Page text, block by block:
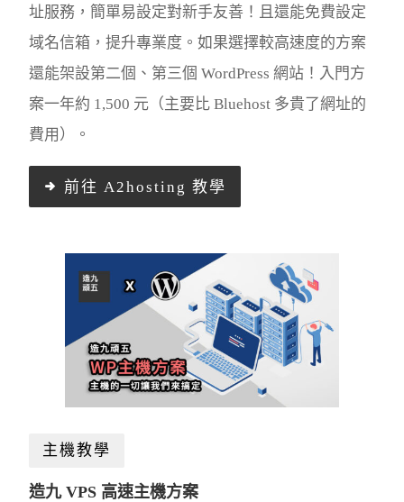
址服務，簡單易設定對新手友善！且還能免費設定
域名信箱，提升專業度。如果選擇較高速度的方案
還能架設第二個、第三個 WordPress 網站！入門方
案一年約 1,500 元（主要比 Bluehost 多貴了網址的
費用）。
前往 A2hosting 教學
主機教學
造九 VPS 高速主機方案